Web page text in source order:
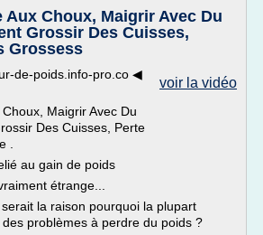
Aux Choux, Maigrir Avec Du
Grossir Des Cuisses,
Grossess
voir la vidéo
de-poids.info-pro.co ◀
Maigrir Avec Du
Des Cuisses, Perte
.
au gain de poids
étrange...
la raison pourquoi la plupart
problèmes à perdre du poids ?